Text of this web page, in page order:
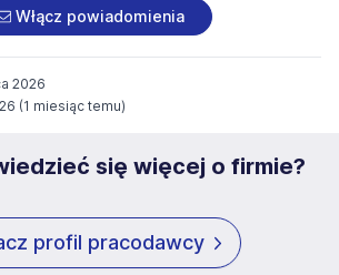
64 09 lub pisemnie na adres
klauzula-informacyjna.html
aplikacyjnych (w tym
przyszłych rekrutacji przez okres
jest dobrowolna i może być w każdym
Włącz powiadomienia
2026
(1 miesiąc temu)
się więcej o firmie?
profil pracodawcy